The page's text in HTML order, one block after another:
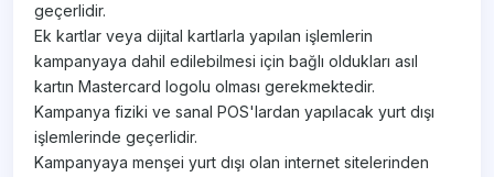
geçerlidir.
Ek kartlar veya dijital kartlarla yapılan işlemlerin
kampanyaya dahil edilebilmesi için bağlı oldukları asıl
kartın Mastercard logolu olması gerekmektedir.
Kampanya fiziki ve sanal POS'lardan yapılacak yurt dışı
işlemlerinde geçerlidir.
Kampanyaya menşei yurt dışı olan internet sitelerinden